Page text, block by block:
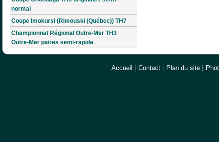
normal
Coupe Imokursi (Rimouski (Québec)) TH7
Championnat Régional Outre-Mer TH3
Outre-Mer paires semi-rapide
Accueil Contact Plan du site